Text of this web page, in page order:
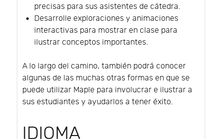
precisas para sus asistentes de cátedra.
Desarrolle exploraciones y animaciones
interactivas para mostrar en clase para
ilustrar conceptos importantes.
A lo largo del camino, también podrá conocer
algunas de las muchas otras formas en que se
puede utilizar Maple para involucrar e ilustrar a
sus estudiantes y ayudarlos a tener éxito.
IDIOMA